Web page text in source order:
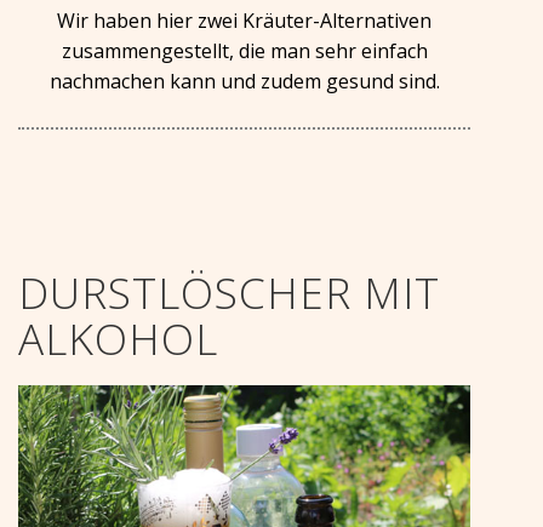
Wir haben hier zwei Kräuter-Alternativen
zusammengestellt, die man sehr einfach
nachmachen kann und zudem gesund sind.
DURSTLÖSCHER MIT
ALKOHOL